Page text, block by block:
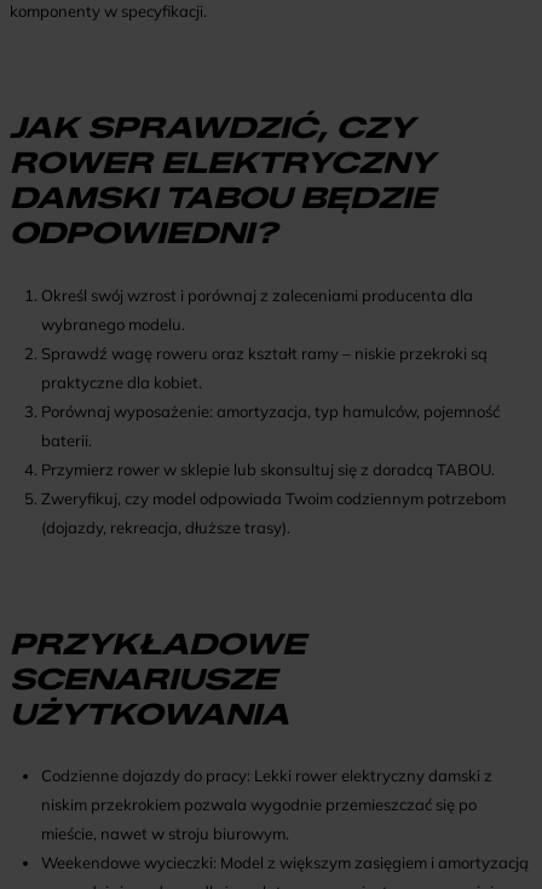
komponenty w specyfikacji.
JAK SPRAWDZIĆ, CZY
ROWER ELEKTRYCZNY
DAMSKI TABOU BĘDZIE
ODPOWIEDNI?
Określ swój wzrost i porównaj z zaleceniami producenta dla
wybranego modelu.
Sprawdź wagę roweru oraz kształt ramy – niskie przekroki są
praktyczne dla kobiet.
Porównaj wyposażenie: amortyzacja, typ hamulców, pojemność
baterii.
Przymierz rower w sklepie lub skonsultuj się z doradcą TABOU.
Zweryfikuj, czy model odpowiada Twoim codziennym potrzebom
(dojazdy, rekreacja, dłuższe trasy).
PRZYKŁADOWE
SCENARIUSZE
UŻYTKOWANIA
Codzienne dojazdy do pracy: Lekki rower elektryczny damski z
niskim przekrokiem pozwala wygodnie przemieszczać się po
mieście, nawet w stroju biurowym.
Weekendowe wycieczki: Model z większym zasięgiem i amortyzacją